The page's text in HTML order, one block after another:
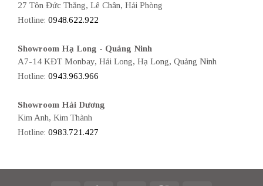
27 Tôn Đức Thắng, Lê Chân, Hải Phòng
Hotline: 0948.622.922
Showroom Hạ Long - Quảng Ninh
A7-14 KĐT Monbay, Hải Long, Hạ Long, Quảng Ninh
Hotline: 0943.963.966
Showroom Hải Dương
Kim Anh, Kim Thành
Hotline: 0983.721.427